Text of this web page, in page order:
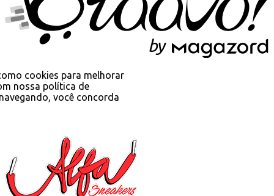
by
cookies para melhorar
nossa política de
você concorda